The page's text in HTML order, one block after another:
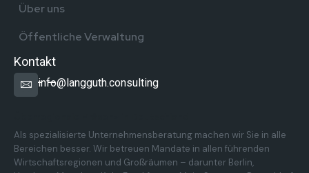
Über uns
Öffentliche Verwaltung
Kontakt
info@langguth.consulting
Als spezialisierte Unternehmensberatung machen wir Sie in alle
Bereichen besser. Wir betreuen Mandate in allen führenden
Wirtschaftsregionen und Großräumen – darunter Berlin,